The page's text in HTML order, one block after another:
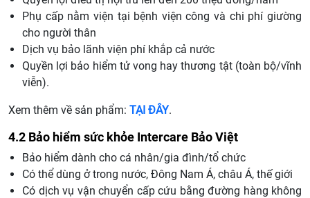
Phụ cấp nằm viện tại bệnh viện công và chi phí giường
cho người thân
Dịch vụ bảo lãnh viện phí khắp cả nước
Quyền lợi bảo hiểm tử vong hay thương tật (toàn bộ/vĩnh
viễn).
Xem thêm về sản phẩm: TẠI ĐÂY.
4.2 Bảo hiểm sức khỏe Intercare Bảo Việt
Bảo hiểm dành cho cá nhân/gia đình/tổ chức
Có thể dùng ở trong nước, Đông Nam Á, châu Á, thế giới
Có dịch vụ vận chuyển cấp cứu bằng đường hàng không